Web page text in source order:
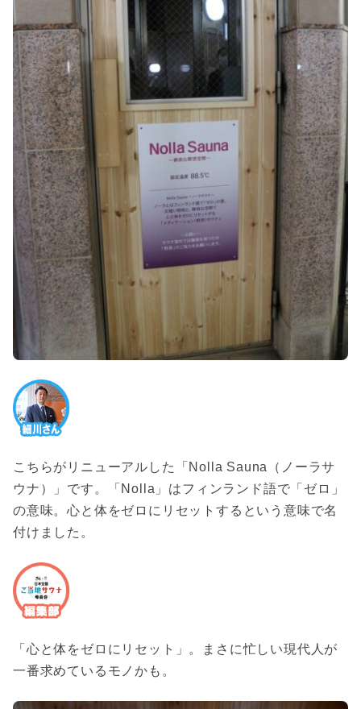
こちらがリニューアルした「Nolla Sauna（ノーラサ
ウナ）」です。「Nolla」はフィンランド語で「ゼロ」
の意味。心と体をゼロにリセットするという意味で名
付けました。
「心と体をゼロにリセット」。まさに忙しい現代人が
一番求めているモノかも。